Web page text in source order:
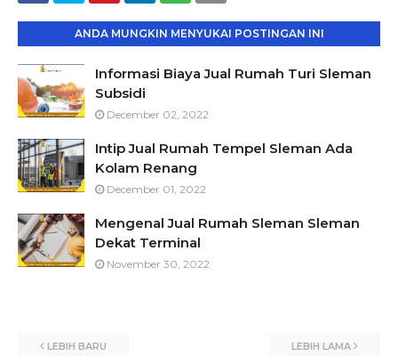
ANDA MUNGKIN MENYUKAI POSTINGAN INI
Informasi Biaya Jual Rumah Turi Sleman
Subsidi
December 02, 2022
Intip Jual Rumah Tempel Sleman Ada
Kolam Renang
December 01, 2022
Mengenal Jual Rumah Sleman Sleman
Dekat Terminal
November 30, 2022
LEBIH BARU LEBIH LAMA